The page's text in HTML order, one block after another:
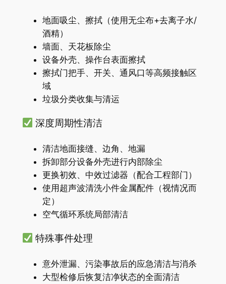
地面吸尘、擦拭（使用无尘布+去离子水/
酒精）
墙面、天花板除尘
设备外壳、操作台表面擦拭
擦拭门把手、开关、通风口等高频接触区
域
垃圾分类收集与清运
深度周期性清洁
清洁地面接缝、边角、地漏
拆卸部分设备外壳进行内部除尘
更换初效、中效过滤器（配合工程部门）
使用超声波清洗小件金属配件（视情况而
定）
空气循环系统局部清洁
特殊事件处理
意外泄漏、污染事故后的应急清洁与消杀
大型检修后恢复洁净状态的全面清洁